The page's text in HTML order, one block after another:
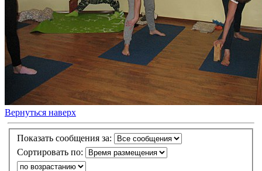
Вернуться наверх
Показать сообщения за:
Сортировать по: